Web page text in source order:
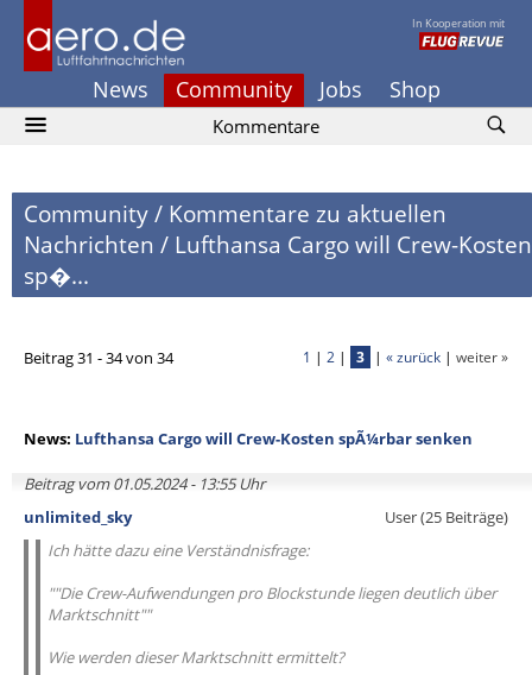
In Kooperation mit
News Community Jobs Shop
Kommentare
Community/ Kommentare zu aktuellen
Nachrichten / Lufthansa Cargo will Crew-Kosten
sp�...
Beitrag 31 - 34 von 34 1 | 2 | 3 | « zurück | weiter »
News: Lufthansa Cargo will Crew-Kosten spÃ¼rbar senken
Beitrag vom 01.05.2024 - 13:55 Uhr
unlimited_sky
User (25 Beiträge)
Ich hätte dazu eine Verständnisfrage:
""Die Crew-Aufwendungen pro Blockstunde liegen deutlich über
Marktschnitt""
Wie werden dieser Marktschnitt ermittelt?